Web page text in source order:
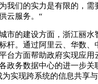
我们的实力是有限的，需
云服务。“
市的建设方面，浙江丽水
杆。通过阿里云、华数
台方面帮助政府实现应用
政务数据中心的进一步关
为实现跨系统的信息共享